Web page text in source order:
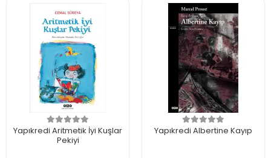
Yapıkredi Aritmetik İyi Kuşlar
Pekiyi
Yapıkredi Albertine Kayıp